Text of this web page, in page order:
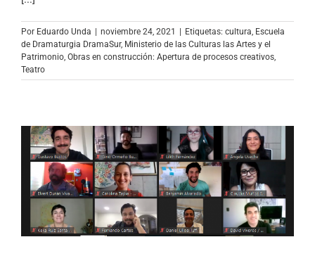
Por Eduardo Unda | noviembre 24, 2021 | Etiquetas: cultura Escuela
de Dramaturgia DramaSur, Ministerio de las Culturas las Artes y el
Patrimonio Obras en construcción: Apertura de procesos creativos
Teatro